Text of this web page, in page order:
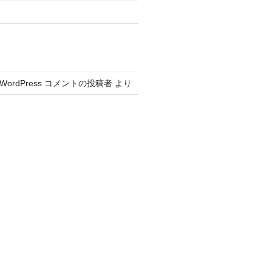
コメントの投稿者より